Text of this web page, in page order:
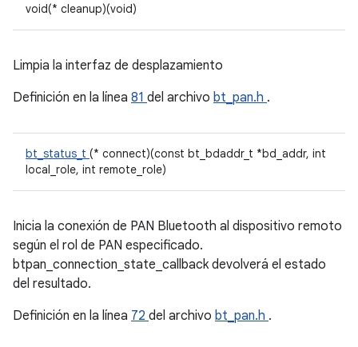
void(* cleanup)(void)
Limpia la interfaz de desplazamiento
Definición en la línea 81 del archivo bt_pan.h .
bt_status_t (* connect)(const bt_bdaddr_t *bd_addr, int
local_role, int remote_role)
Inicia la conexión de PAN Bluetooth al dispositivo remoto
según el rol de PAN especificado.
btpan_connection_state_callback devolverá el estado
del resultado.
Definición en la línea 72 del archivo bt_pan.h .